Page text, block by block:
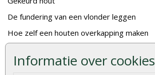
Informatie over cookies
De fundering van een vlonder leggen
Hoe zelf een houten overkapping maken
Hoe betonpaal plaatsen